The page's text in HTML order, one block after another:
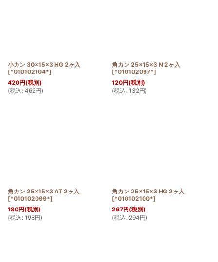
小カン 30×15×3 HG 2ヶ入
[*010102104*]
420円(税別)
(税込 : 462円)
角カン 25×15×3 N 2ヶ入
[*010102097*]
120円(税別)
(税込 : 132円)
角カン 25×15×3 AT 2ヶ入
[*010102099*]
180円(税別)
(税込 : 198円)
角カン 25×15×3 HG 2ヶ入
[*010102100*]
267円(税別)
(税込 : 294円)